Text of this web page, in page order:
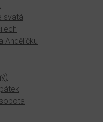
svatá
Andělíčku